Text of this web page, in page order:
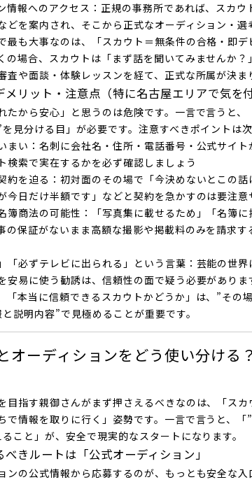
情報へのアクセス ：正規の事務所であれば、スカウ
どを案内され、そこから正式なオーディション・選
最も大事なのは、「スカウト＝無条件の合格・即デ
の場合、スカウトは「まず話を聞いてみませんか？
査や面談・体験レッスンを経て、正式な所属が決ま
メリット・注意点（特に名古屋エリアで気を
たから安心」と思うのは危険です。一言で言うと
見分ける目」が必要です。注意すべきポイントは次
まい ：名刺に会社名・住所・電話番号・公式サイ
検索で実在するかを必ず確認しましょう
約を迫る ：初対面のその場で「今決めないとこの
日だけ半額です」などと契約を急かすのは要注意
簿商法の可能性 ：「写真集に載せるため」「名簿
の保証がないまま高額な撮影や掲載料のみを請求す
「必ずテレビに出られる」という言葉 ：芸能の世
安易に使う勧誘は、信頼性の面で疑う必要がありま
「本当に信頼できるスカウトかどうか」は、”その
説明内容”で見極めることが重要です。
オーディションをどう使い分ける
目指す親御さんがまず押さえるべきなのは、「ス
で情報を取りに行く」姿勢です。一言で言うと、「
こと」が、安全で現実的なスタートになります。
べきルートは「公式オーディション」
ンの公式情報から応募するのが、もっとも安全な